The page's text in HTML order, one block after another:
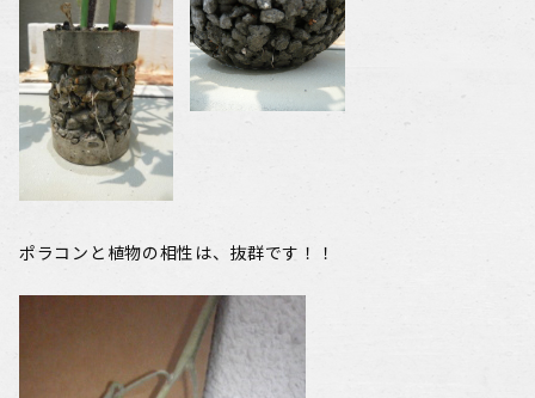
ポラコンと植物の相性は、抜群です！！